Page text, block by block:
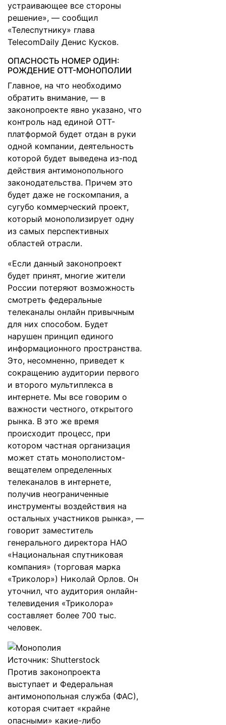
устраивающее все стороны
решение», — сообщил
«Телеспутнику» глава
TelecomDaily Денис Кусков.
ОПАСНОСТЬ НОМЕР ОДИН:
РОЖДЕНИЕ OTT-МОНОПОЛИИ
Главное, на что необходимо
обратить внимание, — в
законопроекте явно указано, что
контроль над единой OTT-
платформой будет отдан в руки
одной компании, деятельность
которой будет выведена из-под
действия антимонопольного
законодательства. Причем это
будет даже не госкомпания, а
сугубо коммерческий проект,
который монополизирует одну
из самых перспективных
областей отрасли.
«Если данный законопроект
будет принят, многие жители
России потеряют возможность
смотреть федеральные
телеканалы онлайн привычным
для них способом. Будет
нарушен принцип единого
информационного пространства.
Это, несомненно, приведет к
сокращению аудитории первого
и второго мультиплекса в
интернете. Мы все говорим о
важности честного, открытого
рынка. В это же время
происходит процесс, при
котором частная организация
может стать монополистом-
вещателем определенных
телеканалов в интернете,
получив неограниченные
инструменты воздействия на
остальных участников рынка», —
говорит заместитель
генерального директора НАО
«Национальная спутниковая
компания» (торговая марка
«Триколор») Николай Орлов. Он
уточнил, что аудитория онлайн-
телевидения «Триколора»
составляет более 700 тыс.
человек.
Источник: Shutterstock
Против законопроекта
выступает и Федеральная
антимонопольная служба (ФАС),
которая считает «крайне
опасными» какие-либо